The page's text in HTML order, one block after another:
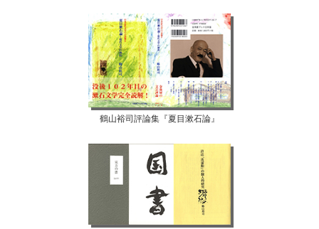
鶴山裕司評論集『夏目漱石論』